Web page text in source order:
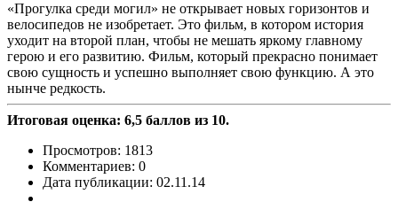
«Прогулка среди могил» не открывает новых горизонтов и
велосипедов не изобретает. Это фильм, в котором история
уходит на второй план, чтобы не мешать яркому главному
герою и его развитию. Фильм, который прекрасно понимает
свою сущность и успешно выполняет свою функцию. А это
нынче редкость.
Итоговая оценка: 6,5 баллов из 10.
Просмотров: 1813
Комментариев: 0
Дата публикации: 02.11.14